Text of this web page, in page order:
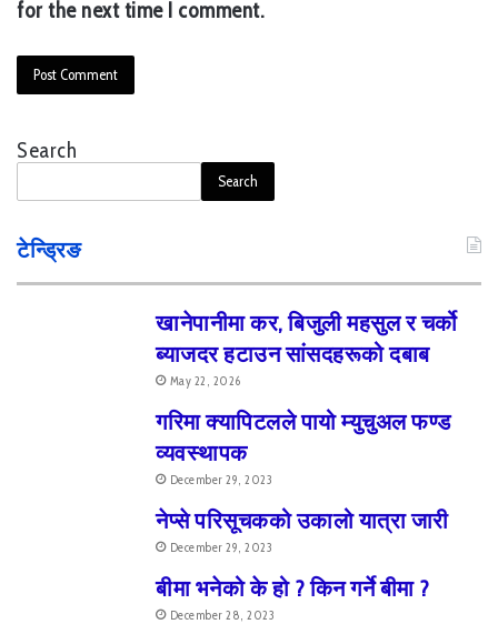
for the next time I comment.
Search
Search
टेन्ड्रिङ
खानेपानीमा कर, बिजुली महसुल र चर्को
ब्याजदर हटाउन सांसदहरूको दबाब
May 22, 2026
गरिमा क्यापिटलले पायो म्युचुअल फण्ड
व्यवस्थापक
December 29, 2023
नेप्से परिसूचकको उकालो यात्रा जारी
December 29, 2023
बीमा भनेको के हो ? किन गर्ने बीमा ?
December 28, 2023